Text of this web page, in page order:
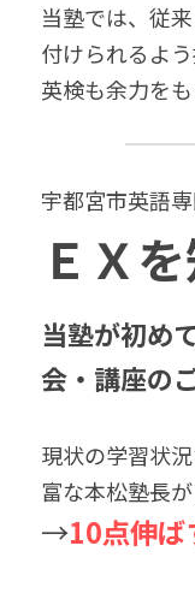
当塾では、従
付けられるよ
英検も余力を
宇都宮市英語
ＥＸ
当塾が初め
会・講座の
現状の学習状
富な本松塾長
→10点伸ば